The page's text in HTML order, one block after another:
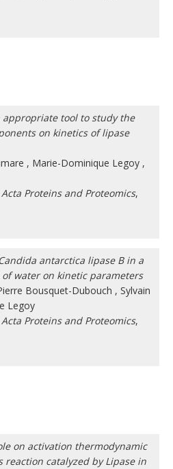
appropriate tool to study the
on kinetics of lipase
, Marie-Dominique Legoy ,
Proteins and Proteomics,
antarctica lipase B in a
water on kinetic parameters
Bousquet-Dubouch , Sylvain
Legoy
Proteins and Proteomics,
on activation thermodynamic
reaction catalyzed by Lipase in